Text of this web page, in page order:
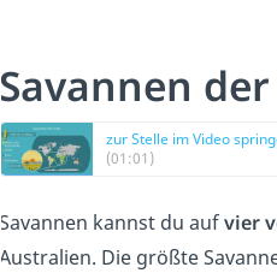
Savannen
zur Stelle im Video
(01:01)
Savannen kannst du aufvier
Australien. Die größte